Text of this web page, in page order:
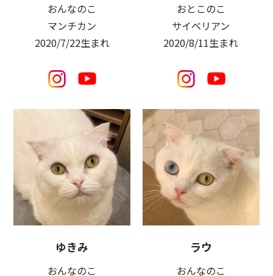
おんなのこ
マンチカン
2020/7/22生まれ
おとこのこ
サイベリアン
2020/8/11生まれ
ゆきみ
おんなのこ
ラウ
おんなのこ